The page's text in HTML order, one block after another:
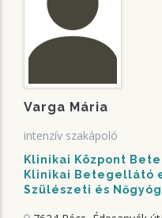
Varga Mária
intenzív szakápoló
Klinikai Központ
Klinikai Betegellátó
Szülészeti és